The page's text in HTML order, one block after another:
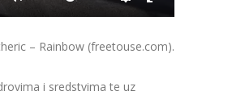
– Rainbow (freetouse.com).
i sredstvima te uz